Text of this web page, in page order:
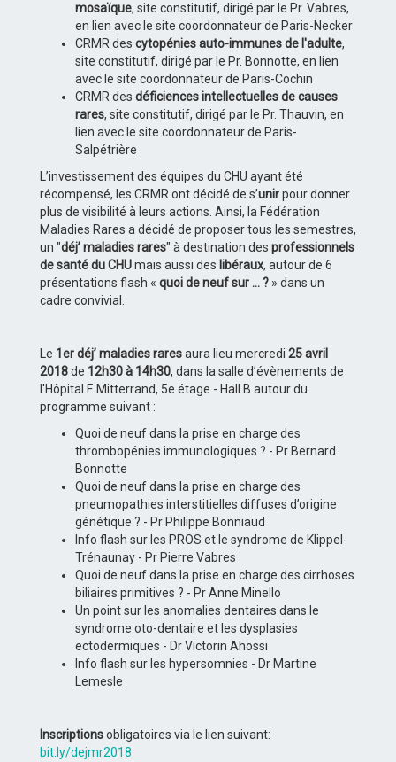
mosaïque, site constitutif, dirigé par le Pr. Vabres,
en lien avec le site coordonnateur de Paris-Necker
CRMR des cytopénies auto-immunes de l'adulte,
site constitutif, dirigé par le Pr. Bonnotte, en lien
avec le site coordonnateur de Paris-Cochin
CRMR des déficiences intellectuelles de causes
rares, site constitutif, dirigé par le Pr. Thauvin, en
lien avec le site coordonnateur de Paris-
Salpétrière
L’investissement des équipes du CHU ayant été
récompensé, les CRMR ont décidé de s’unirpour donner
plus de visibilité à leurs actions. Ainsi, la Fédération
Maladies Rares a décidé de proposer tous les semestres,
un "déj’ maladies rares" à destination des professionnels
de santé du CHUmais aussi des libéraux, autour de 6
présentations flash « quoi de neuf sur … ? » dans un
cadre convivial.
Le 1er déj’ maladies raresaura lieu mercredi 25 avril
2018de 12h30 à 14h30, dans la salle d’évènements de
l'Hôpital F. Mitterrand, 5e étage - Hall B autour du
programme suivant :
Quoi de neuf dans la prise en charge des
thrombopénies immunologiques ? - Pr Bernard
Bonnotte
Quoi de neuf dans la prise en charge des
pneumopathies interstitielles diffuses d’origine
génétique ? - Pr Philippe Bonniaud
Info flash sur les PROS et le syndrome de Klippel-
Trénaunay - Pr Pierre Vabres
Quoi de neuf dans la prise en charge des cirrhoses
biliaires primitives ? - Pr Anne Minello
Un point sur les anomalies dentaires dans le
syndrome oto-dentaire et les dysplasies
ectodermiques - Dr Victorin Ahossi
Info flash sur les hypersomnies - Dr Martine
Lemesle
Inscriptionsobligatoires via le lien suivant:
bit.ly/dejmr2018